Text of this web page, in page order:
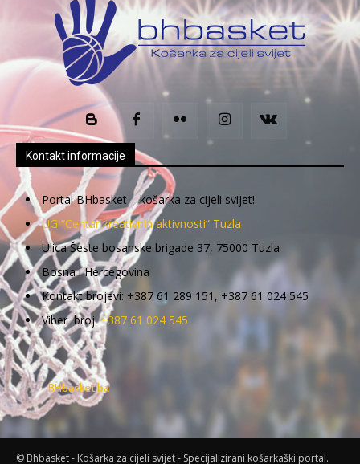
Kontakt informacije
Portal BHbasket – košarka za cijeli svijet!
UG “Centar kreativnih aktivnosti” Tuzla
Ulica Šeste bosanske brigade 37, 75000 Tuzla
Bosna i Hercegovina
Kontakt brojevi: +387 61 289 151, +387 61 024 545
Viber broj:+387 61 024 545
BHbasket.ba
© Bhbasket - Košarka za cijeli svijet - Specijalizirani košarkaški portal.